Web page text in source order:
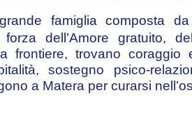
famiglia composta
forza dell’Amore gratuito,
frontiere, trovano
sostegno psico-
a Matera per curarsi